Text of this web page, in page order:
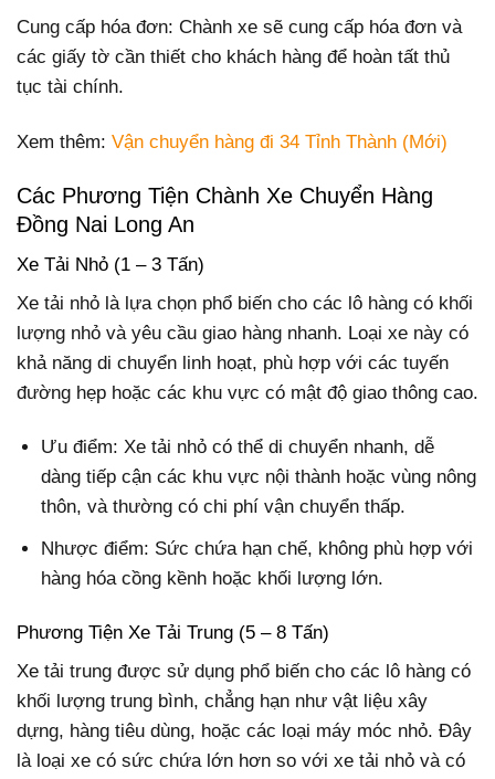
Cung cấp hóa đơn: Chành xe sẽ cung cấp hóa đơn và
các giấy tờ cần thiết cho khách hàng để hoàn tất thủ
tục tài chính.
Xem thêm: Vận chuyển hàng đi 34 Tỉnh Thành (Mới)
Các Phương Tiện Chành Xe Chuyển Hàng
Đồng Nai Long An
Xe Tải Nhỏ (1 – 3 Tấn)
Xe tải nhỏ là lựa chọn phổ biến cho các lô hàng có khối
lượng nhỏ và yêu cầu giao hàng nhanh. Loại xe này có
khả năng di chuyển linh hoạt, phù hợp với các tuyến
đường hẹp hoặc các khu vực có mật độ giao thông cao.
Ưu điểm: Xe tải nhỏ có thể di chuyển nhanh, dễ
dàng tiếp cận các khu vực nội thành hoặc vùng nông
thôn, và thường có chi phí vận chuyển thấp.
Nhược điểm: Sức chứa hạn chế, không phù hợp với
hàng hóa cồng kềnh hoặc khối lượng lớn.
Phương Tiện Xe Tải Trung (5 – 8 Tấn)
Xe tải trung được sử dụng phổ biến cho các lô hàng có
khối lượng trung bình, chẳng hạn như vật liệu xây
dựng, hàng tiêu dùng, hoặc các loại máy móc nhỏ. Đây
là loại xe có sức chứa lớn hơn so với xe tải nhỏ và có